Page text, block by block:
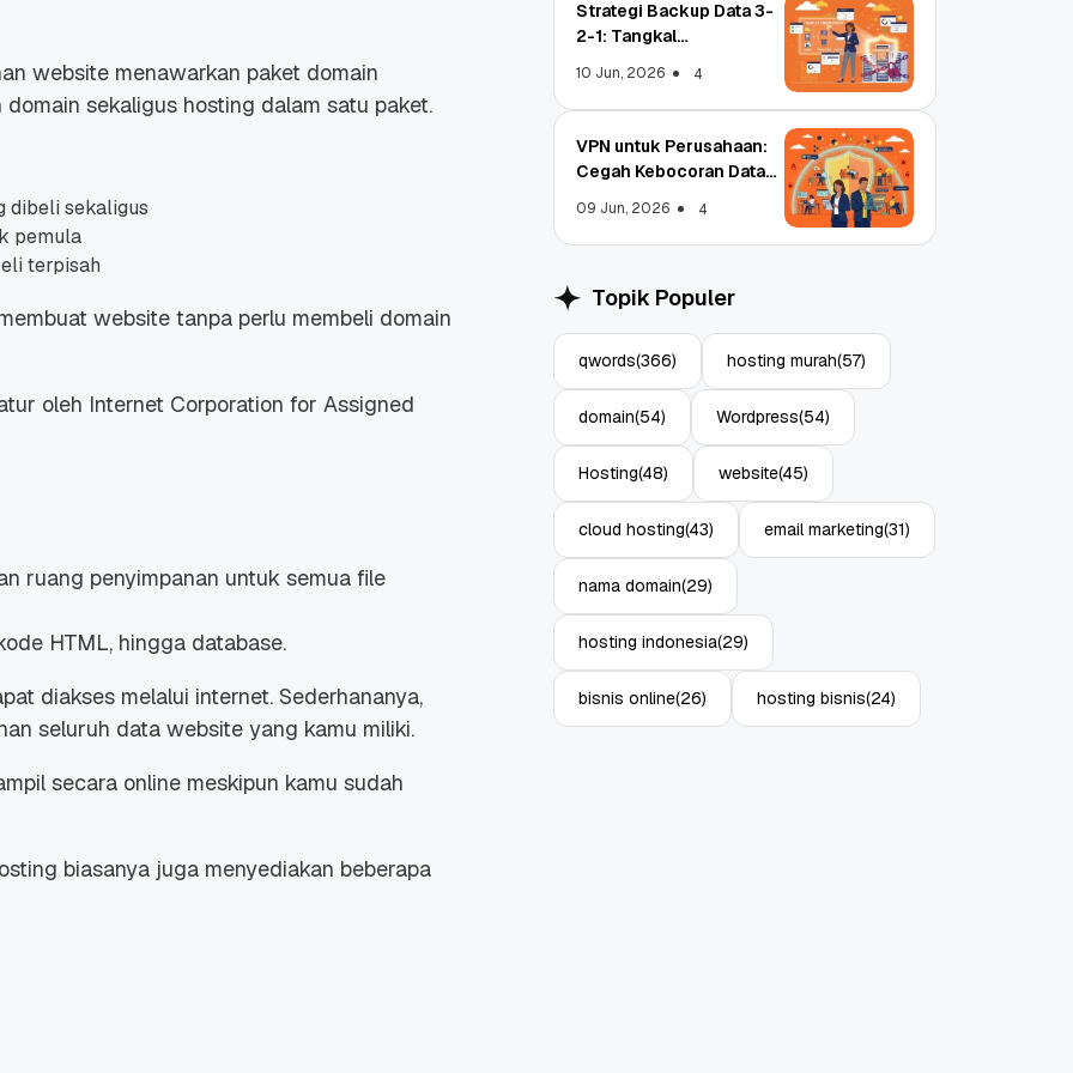
Object Storage untuk
Aplikasi: Atasi Limitasi
4
website menawarkan paket domain
sekaligus hosting dalam satu paket.
dibeli sekaligus
pemula
terpisah
website tanpa perlu membeli domain
oleh Internet Corporation for Assigned
ruang penyimpanan untuk semua file
HTML, hingga database.
diakses melalui internet. Sederhananya,
seluruh data website yang kamu miliki.
secara online meskipun kamu sudah
biasanya juga menyediakan beberapa
Strategi Backup Data 3-
2-1: Tangkal
10 Jun, 2026 4
VPN untuk Perusahaan:
Cegah Kebocoran Data
09 Jun, 2026 4
Topik Populer
qwords(366) hosting murah(57)
domain(54) Wordpress(54)
Hosting(48) website(45)
cloud hosting(43) email marketing(31)
nama domain(29)
hosting indonesia(29)
bisnis online(26) hosting bisnis(24)